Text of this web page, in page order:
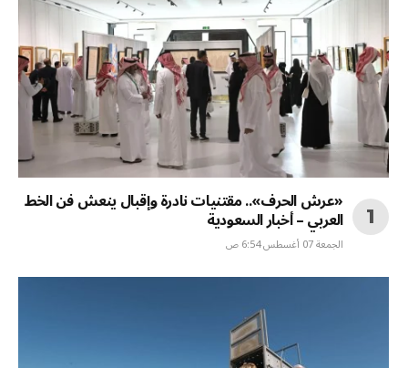
«عرش الحرف».. مقتنيات نادرة وإقبال ينعش فن الخط
العربي – أخبار السعودية
الجمعة 07 أغسطس 6:54 ص